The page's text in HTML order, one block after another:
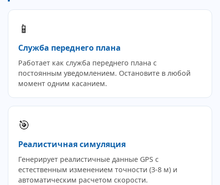
📱
Служба переднего плана
Работает как служба переднего плана с
постоянным уведомлением. Остановите в любой
момент одним касанием.
🎯
Реалистичная симуляция
Генерирует реалистичные данные GPS с
естественным изменением точности (3-8 м) и
автоматическим расчетом скорости.